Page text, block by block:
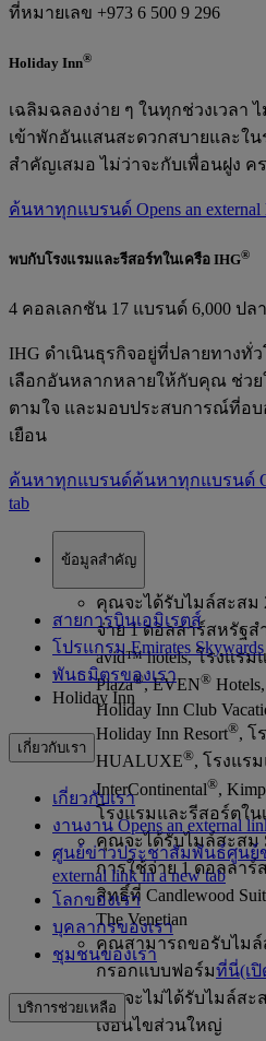
ที่หมายเลข +973 6 500 9 296
Holiday Inn®
เฉลิมฉลองง่าย ๆ ในทุกช่วงเวลา
เข้าพักอันแสนสะดวกสบายและใ
สำคัญเสมอ ไม่ว่าจะกับเพื่อนฝูง ค
ค้นหาทุกแบรนด์ Opens an external
พบกับโรงแรมและรีสอร์ทในเครือ IHG®
4 คอลเลกชัน 17 แบรนด์ 6,000 ปล
IHG ดำเนินธุรกิจอยู่ที่ปลายทางทั่
เลือกอันหลากหลายให้กับคุณ ช่ว
ตามใจ และมอบประสบการณ์ที่อ
เยือน
ค้นหาทุกแบรนด์ค้นหาทุกแบรนด์
tab
ข้อมูลสำคัญ
คุณจะได้รับไมล์สะสม
จ่าย 1 ดอลลาร์สหรัฐ
avid™ hotels, โรงแรม
Plaza®, EVEN®
Holiday Inn Club
Holiday Inn Resort®, โ
HUALUXE®, โรงแร
InterContinental®,
โรงแรมและรีสอร์ตใน
คุณจะได้รับไมล์สะสม
การใช้จ่าย 1 ดอลลา
สิทธิ์ที่ Candlewood
The Venetian
คุณสามารถขอรับไมล์
กรอกแบบฟอร์มที่นี่(เ
คุณจะไม่ได้รับไมล์สะ
เงื่อนไขส่วนใหญ่
สายการบินเอมิเรตส์
โปรแกรม Emirates Skywards
พันธมิตรของเรา
Holiday Inn
เกี่ยวกับเรา
เกี่ยวกับเรา
งานงาน Opens an external
ศูนย์ข่าวประชาสัมพันธ์ศูนย์
external link in a new tab
โลกของเรา
บุคลากรของเรา
ชุมชนของเรา
บริการช่วยเหลือ